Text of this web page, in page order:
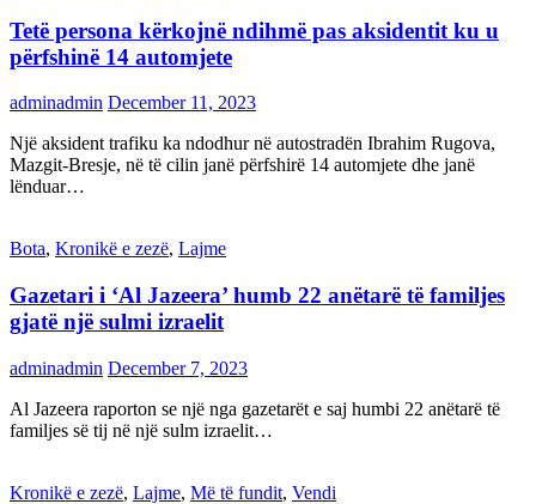
Tetë persona kërkojnë ndihmë pas aksidentit ku u
përfshinë 14 automjete
adminadmin December 11, 2023
Një aksident trafiku ka ndodhur në autostradën Ibrahim Rugova,
Mazgit-Bresje, në të cilin janë përfshirë 14 automjete dhe janë
lënduar…
Bota, Kronikë e zezë, Lajme
Gazetari i ‘Al Jazeera’ humb 22 anëtarë të familjes
gjatë një sulmi izraelit
adminadmin December 7, 2023
Al Jazeera raporton se një nga gazetarët e saj humbi 22 anëtarë të
familjes së tij në një sulm izraelit…
Kronikë e zezë, Lajme, Më të fundit, Vendi